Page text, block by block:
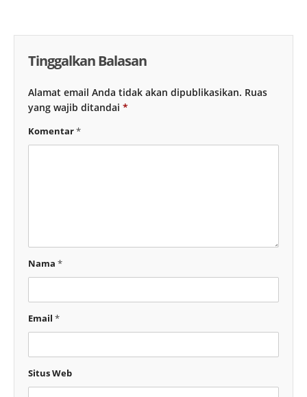
Tinggalkan Balasan
Alamat email Anda tidak akan dipublikasikan. Ruas
yang wajib ditandai *
Komentar*
Nama *
Email *
Situs Web